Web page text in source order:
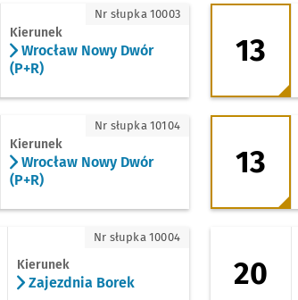
Nowy Dwór (P+R)
Kierunek
Wrocław Nowy Dwór
(P+R)
Nr słupka 10003 13 -
13
Nowy Dwór (P+R)
Kierunek
Wrocław Nowy Dwór
(P+R)
Nr słupka 10104 13 -
13
Borek
Kierunek
Zajezdnia Borek
Nr słupka 10004
20